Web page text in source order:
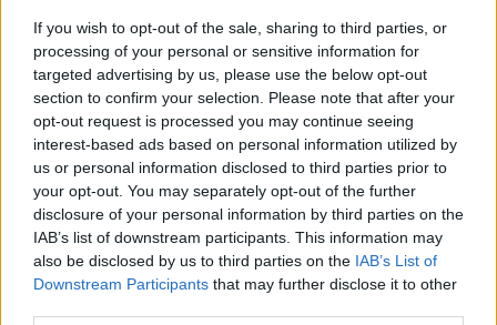
If you wish to opt-out of the sale, sharing to third parties, or
processing of your personal or sensitive information for
targeted advertising by us, please use the below opt-out
section to confirm your selection. Please note that after your
opt-out request is processed you may continue seeing
interest-based ads based on personal information utilized by
us or personal information disclosed to third parties prior to
your opt-out. You may separately opt-out of the further
disclosure of your personal information by third parties on the
IAB’s list of downstream participants. This information may
also be disclosed by us to third parties on the IAB’s List of
Downstream Participants that may further disclose it to other
​Il lato positivo delle cose
​Storie antiche di tempi moderni
​Quello che alle mamme non dicono
Adultescenza
Homo imbecillis
​4 anni di Blog
Quando il silenzio è aggressivo
​Il passato, questo conosciuto!
​Clima ballerino e sbalzi d’umore
La maternità
​L’uomo o l’orso?
Non hanno un amico a teatro​
​Tutta una questione di rispetto
​Cose che ci esauriscono